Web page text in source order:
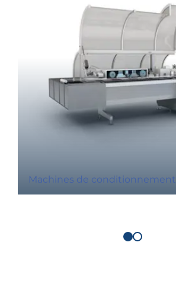
Machines de conditionnement